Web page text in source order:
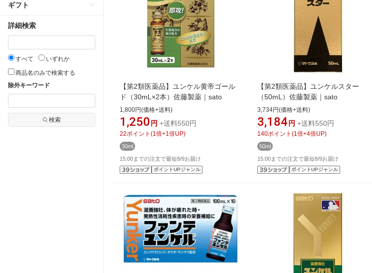
ギフト
詳細検索
すべて
いずれか
商品名のみで検索する
除外キーワード
検索
【第2類医薬品】ユンケル黄帝ゴール
ド（30mL×2本）佐藤製薬｜sato
1,800円(価格+送料)
1,250 円 +送料550円
22ポイント (1 倍+1 倍UP)
30ml
15:00までの注文で最短8/9お届け
ポイントUPジャンル
【第2類医薬品】ユンケルスター
（50mL）佐藤製薬｜sato
3,734円(価格+送料)
3,184 円 +送料550円
140ポイント (1 倍+4倍UP)
50ml
15:00までの注文で最短8/9お届け
ポイントUPジャンル